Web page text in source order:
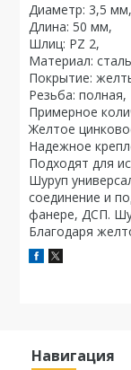
Диаметр: 3,5 мм,
Длина: 50 мм,
Шлиц: PZ 2,
Материал:
Покрытие:
Резьба: полная,
Примерное
Желтое
Надежное
Подходят для
Шуруп
соединение и
фанере, ДСП.
Благодаря
Навигация